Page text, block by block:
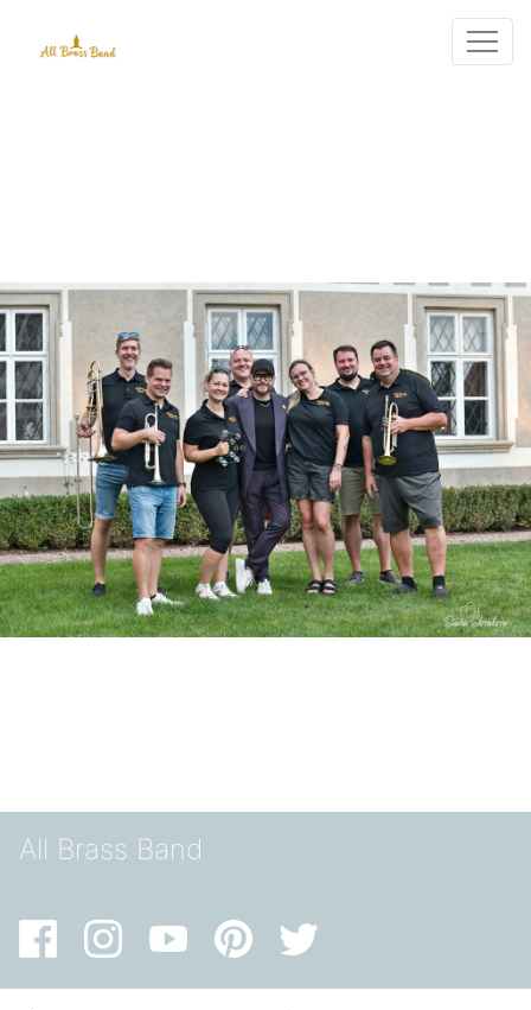
All Brass Band